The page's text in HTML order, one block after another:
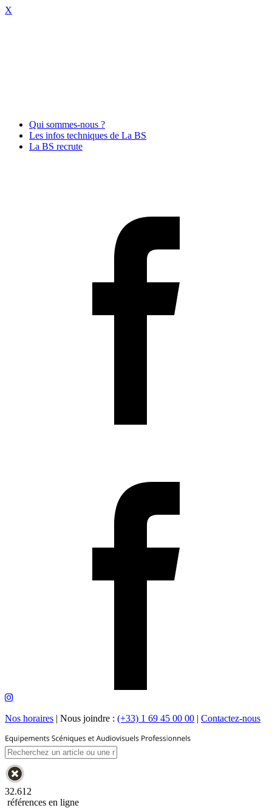
X
Qui sommes-nous ?
Les infos techniques de La BS
La BS recrute
Nos horaires | Nous joindre : (+33) 1 69 45 00 00 | Contactez-nous
32.612
références en ligne